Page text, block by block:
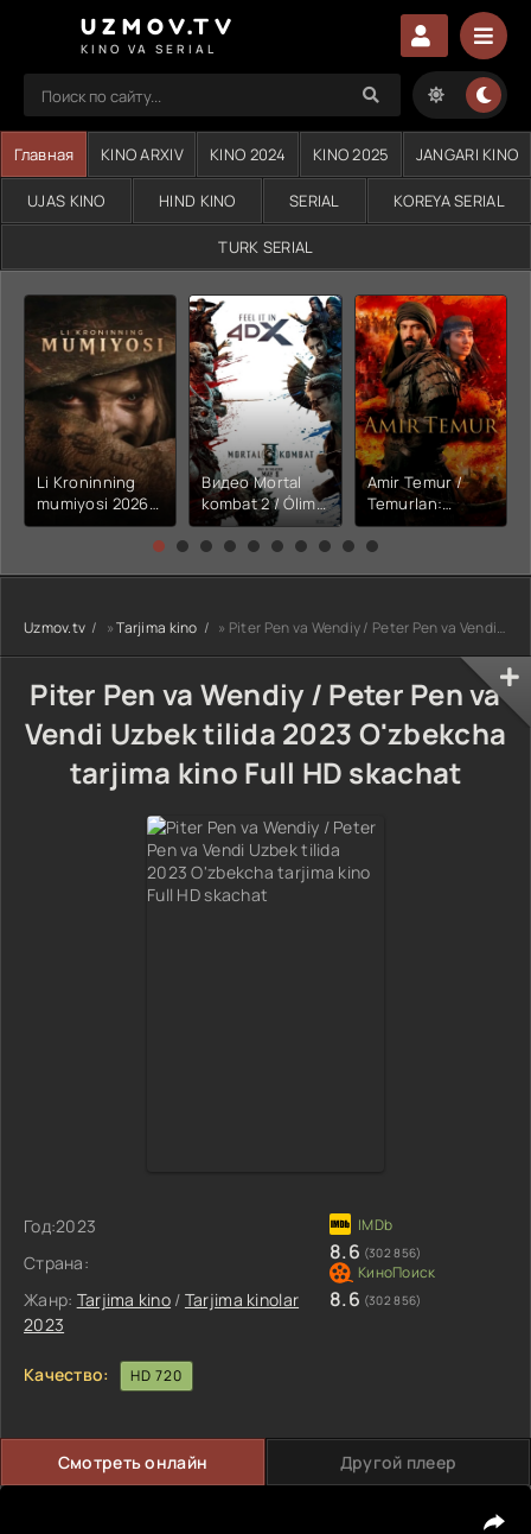
UZMOV.TV
KINO VA SERIAL
Главная KINO ARXIV KINO 2024 KINO 2025 JANGARI KINO
UJAS KINO HIND KINO SERIAL KOREYA SERIAL
TURK SERIAL
Li Kroninning
mumiyosi 2026
(uzbek tilida
kino) tarjima HD
Видео Mortal
kombat 2 / Ólim
jangi 2 (2026)
Uzbek tilida
Amir Temur /
Temurlan:
Fathchining
yuksalishi
tarjima kino Full
HD tas-ix
Uzmov.tv »Tarjima kino » Piter Pen va Wendiy / Peter Pen va Vendi Uzbek tilida 2023 O'zbekcha tarjima kino Full HD skachat
Piter Pen va Wendiy / Peter Pen va
Vendi Uzbek tilida 2023 O'zbekcha
tarjima kino Full HD skachat
Год:2023
Страна:
Жанр: Tarjima kino / Tarjima kinolar
2023
8.6 (302 856)
8.6 (302 856)
Качество: HD 720
Смотреть онлайн Другой плеер